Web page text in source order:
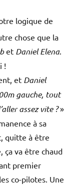
logique de
chose que la
et Daniel Elena.
!
et Daniel
gauche, tout
assez vite ?»
à sa
quitte à être
ça va être chaud
premier
co-pilotes. Une